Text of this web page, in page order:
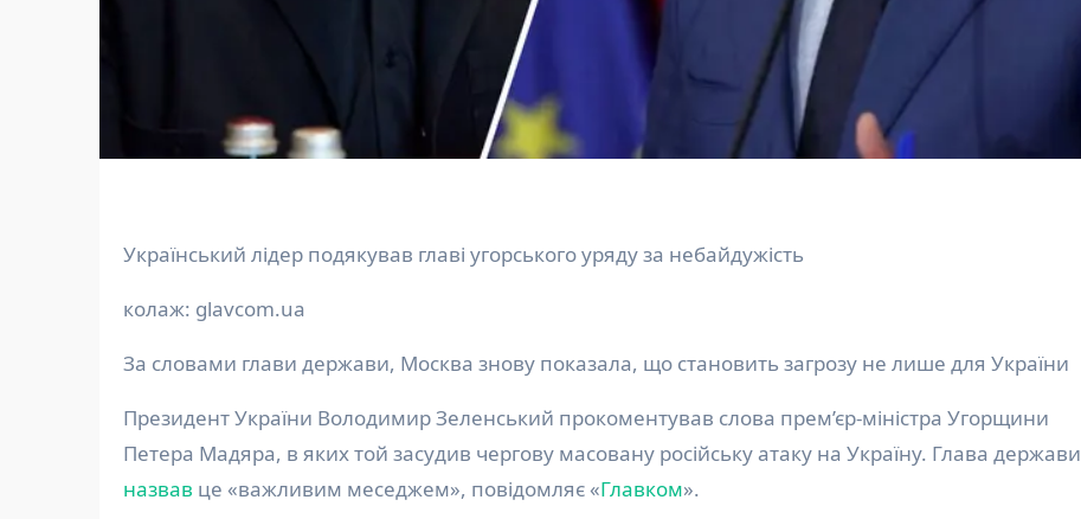
Український лідер подякував главі угорського уряду за небайдужість
колаж: glavcom.ua
За словами глави держави, Москва знову показала, що становить загрозу не лише для України
Президент України Володимир Зеленський прокоментував слова прем’єр-міністра Угорщини
Петера Мадяра, в яких той засудив чергову масовану російську атаку на Україну. Глава держави
назвав це «важливим меседжем», повідомляє «Главком».